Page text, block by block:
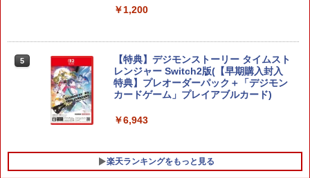
￥1,200
5
【特典】デジモンストーリー タイムスト
レンジャー Switch2版(【早期購入封入
特典】プレオーダーパック＋「デジモン
カードゲーム」プレイアブルカード)
￥6,943
楽天ランキングをもっと見る